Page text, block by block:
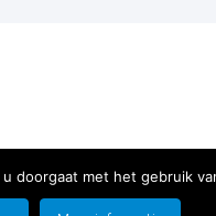
met het gebruik